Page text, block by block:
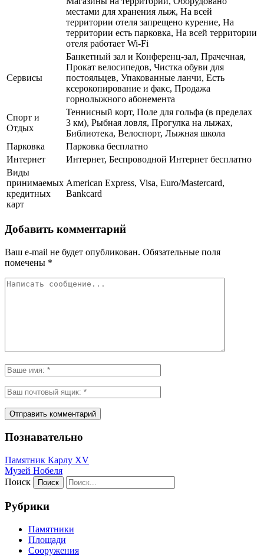
местами для хранения лыж, На всей
территории отеля запрещено курение, На
территории есть парковка, На всей территории
отеля работает Wi-Fi
Сервисы
Банкетный зал и Конференц-зал, Прачечная,
Прокат велосипедов, Чистка обуви для
постояльцев, Упакованные ланчи, Есть
ксерокопирование и факс, Продажа
горнолыжного абонемента
Спорт и
Отдых
Теннисный корт, Поле для гольфа (в пределах
3 км), Рыбная ловля, Прогулка на лыжах,
Библиотека, Велоспорт, Лыжная школа
Парковка
Парковка бесплатно
Интернет
Интернет, Беспроводной Интернет бесплатно
Виды
принимаемых
кредитных
карт
American Express, Visa, Euro/Mastercard,
Bankcard
Добавить комментарий
Ваш e-mail не будет опубликован. Обязательные поля
помечены *
Познавательно
Памятник Карлу XV
Музей Нобеля
Поиск
Рубрики
Памятники
Площади
Сооружения